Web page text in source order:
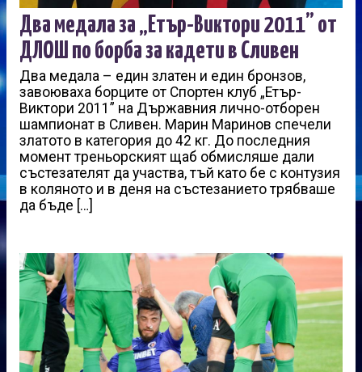
Два медала за „Етър-Виктори 2011” от
ДЛОШ по борба за кадети в Сливен
Два медала – един златен и един бронзов,
завоюваха борците от Спортен клуб „Етър-
Виктори 2011” на Държавния лично-отборен
шампионат в Сливен. Марин Маринов спечели
златото в категория до 42 кг. До последния
момент треньорският щаб обмисляше дали
състезателят да участва, тъй като бе с контузия
в коляното и в деня на състезанието трябваше
да бъде […]